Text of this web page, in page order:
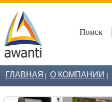
Поиск
ГЛАВНАЯ О КОМПАНИИ